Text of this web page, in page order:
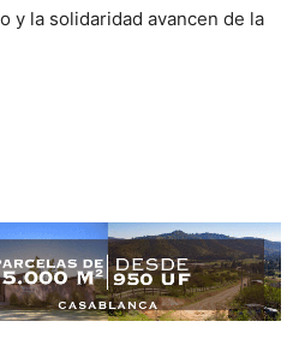
y la solidaridad avancen de la